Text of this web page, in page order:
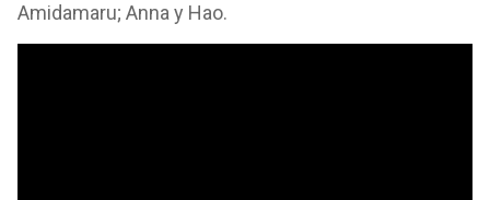
Amidamaru; Anna y Hao.